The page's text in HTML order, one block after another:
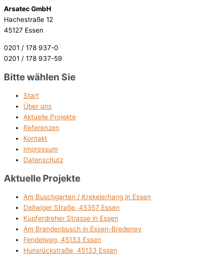
Arsatec GmbH
Hachestraße 12
45127 Essen
0201 / 178 937-0
0201 / 178 937-59
Bitte wählen Sie
Start
Über uns
Aktuelle Projekte
Referenzen
Kontakt
Impressum
Datenschutz
Aktuelle Projekte
Am Buschgarten / Krekelerhang in Essen
Dellwiger Straße, 45357 Essen
Kupferdreher Strasse in Essen
Am Brandenbusch in Essen-Bredeney
Fendelweg, 45133 Essen
Hunsrückstraße, 45133 Essen